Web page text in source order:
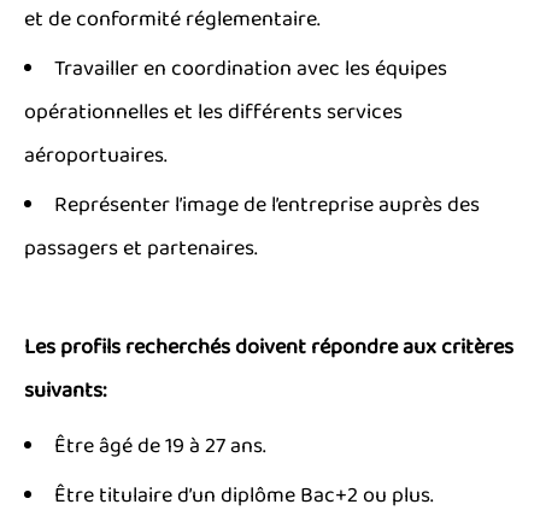
et de conformité réglementaire.
Travailler en coordination avec les équipes
opérationnelles et les différents services
aéroportuaires.
Représenter l’image de l’entreprise auprès des
passagers et partenaires.
Les profils recherchés doivent répondre aux critères
suivants:
Être âgé de 19 à 27 ans.
Être titulaire d’un diplôme Bac+2 ou plus.